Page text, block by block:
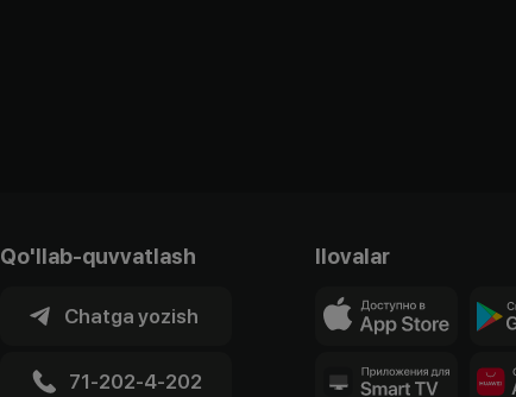
Qo'llab-quvvatlash
Chatga yozish
71-202-4-202
Ilovalar